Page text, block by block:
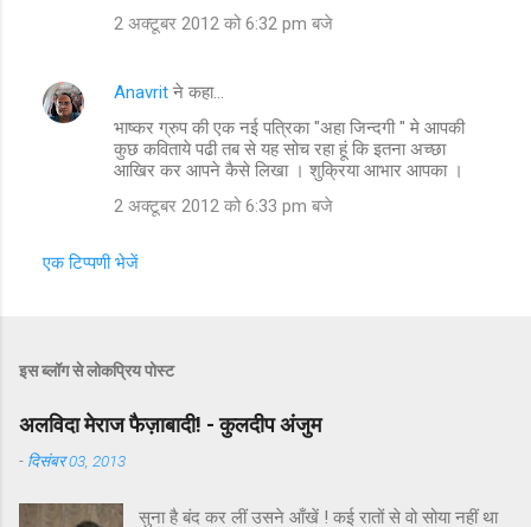
2 अक्टूबर 2012 को 6:32 pm बजे
Anavrit ने कहा…
भाष्कर ग्रुप की एक नई पत्रिका "अहा जिन्दगी " मे आपकी
कुछ कविताये पढी तब से यह सोच रहा हूं कि इतना अच्छा
आखिर कर आपने कैसे लिखा । शुक्रिया आभार आपका ।
2 अक्टूबर 2012 को 6:33 pm बजे
एक टिप्पणी भेजें
इस ब्लॉग से लोकप्रिय पोस्ट
अलविदा मेराज फैज़ाबादी! - कुलदीप अंजुम
- दिसंबर 03, 2013
सुना है बंद कर लीं उसने आँखें ! कई रातों से वो सोया नहीं था